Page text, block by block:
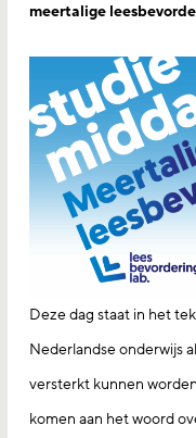
meertalige
Deze dag staat in het
Nederlandse onderwijs
versterkt kunnen
komen aan het woord